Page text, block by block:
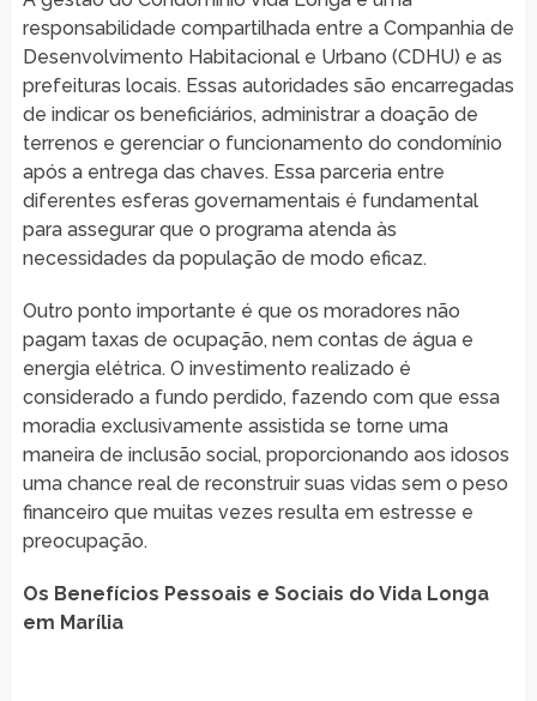
responsabilidade compartilhada entre a Companhia de
Desenvolvimento Habitacional e Urbano (CDHU) e as
prefeituras locais. Essas autoridades são encarregadas
de indicar os beneficiários, administrar a doação de
terrenos e gerenciar o funcionamento do condomínio
após a entrega das chaves. Essa parceria entre
diferentes esferas governamentais é fundamental
para assegurar que o programa atenda às
necessidades da população de modo eficaz.
Outro ponto importante é que os moradores não
pagam taxas de ocupação, nem contas de água e
energia elétrica. O investimento realizado é
considerado a fundo perdido, fazendo com que essa
moradia exclusivamente assistida se torne uma
maneira de inclusão social, proporcionando aos idosos
uma chance real de reconstruir suas vidas sem o peso
financeiro que muitas vezes resulta em estresse e
preocupação.
Os Benefícios Pessoais e Sociais do Vida Longa
em Marília